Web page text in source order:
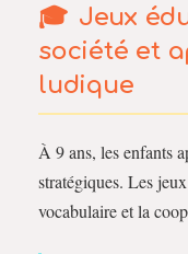
Jeux
société et
ludique
À 9 ans, les enfants
stratégiques. Les
vocabulaire et la